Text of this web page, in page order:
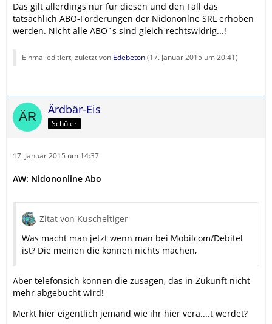
Das gilt allerdings nur für diesen und den Fall das
tatsächlich ABO-Forderungen der Nidononlne SRL erhoben
werden. Nicht alle ABO´s sind gleich rechtswidrig...!
Einmal editiert, zuletzt von Edebeton(17. Januar 2015 um 20:41)
Ärdbär-Eis
Schüler
17. Januar 2015 um 14:37
AW: Nidononline Abo
Zitat von Kuscheltiger
Was macht man jetzt wenn man bei Mobilcom/Debitel
ist? Die meinen die können nichts machen,
Aber telefonsich können die zusagen, das in Zukunft nicht
mehr abgebucht wird!
Merkt hier eigentlich jemand wie ihr hier vera....t werdet?